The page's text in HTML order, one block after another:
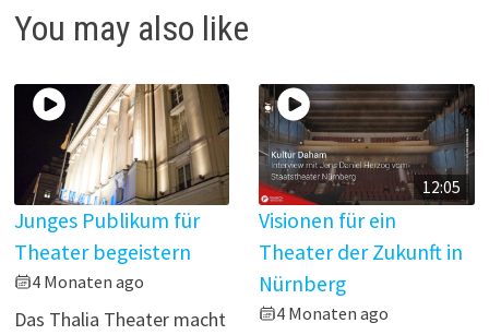
i
e
o
You may also like
Junges Publikum für
Theater begeistern
4 Monaten ago
Das Thalia Theater macht
12:05
Visionen für ein
Theater der Zukunft in
Nürnberg
4 Monaten ago